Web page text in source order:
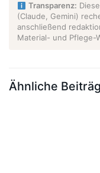
Transparenz:
(Claude, Gemini)
anschließend
Material- und Pflege-
Ähnliche